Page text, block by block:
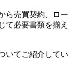
ら売買契約、ロー
て必要書類を揃え
いてご紹介してい